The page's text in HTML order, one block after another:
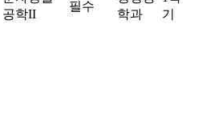
공학II
필수
학과
기